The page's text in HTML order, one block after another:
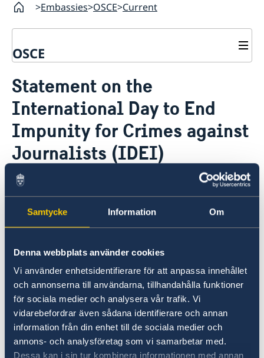
Samtycke Information Om
Denna webbplats använder cookies
Vi använder enhetsidentifierare för att anpassa innehållet
och annonserna till användarna, tillhandahålla funktioner
för sociala medier och analysera vår trafik. Vi
vidarebefordrar även sådana identifierare och annan
information från din enhet till de sociala medier och
annons- och analysföretag som vi samarbetar med.
Dessa kan i sin tur kombinera informationen med annan
Embassies OSCE Current
OSCE
About us
Internship
Data Protection Policy (GDPR)
Current
Sweden & OSCE
Working for the OSCE
Election observation
Links (incl. EU statements in the OSCE)
Sweden and the work in OSCE
Statement on the
International Day to End
Impunity for Crimes against
Journalists (IDEI)
05 Nov 2021
Statement of Informal OSCE Group of
Friends on the Safety of Journalists on
the International Day to End Impunity
for Crimes against Journalists (IDEI) on
2 November, delivered by H.E.
Christine Fages, Permanent
Representative of France to the OSCE
at the meeting of the OSCE's